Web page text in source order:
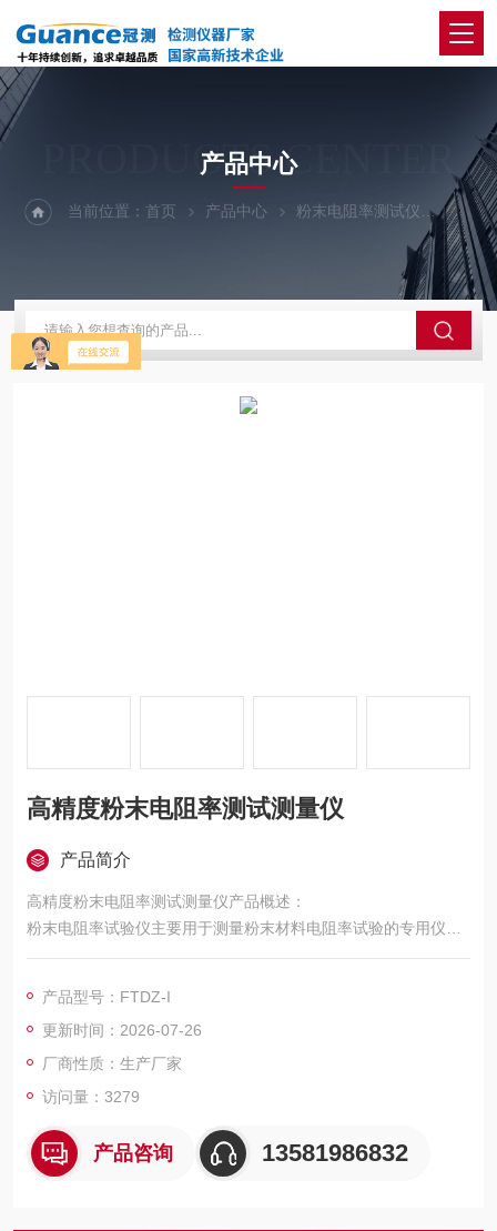
PRODUCTS CENTER
产品中心
当前位置：首页 产品中心 粉末电阻率测试仪
高精度粉末电阻率测试测量仪
产品简介
高精度粉末电阻率测试测量仪产品概述：
粉末电阻率试验仪主要用于测量粉末材料电阻率试验的专用仪器.
由于粉末材料的密实度不同,在松装和振实密度条件下,所测试得到
阻,要求在规定的压力条件下进行测试.便于进行有效数据的测试及
对比.
产品型号：FTDZ-I
更新时间：2026-07-26
厂商性质：生产厂家
访问量：3279
产品咨询 13581986832